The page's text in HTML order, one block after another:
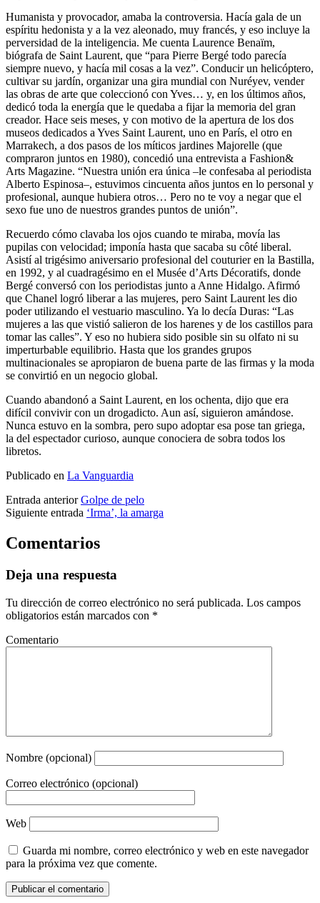
Humanista y provocador, amaba la controversia. Hacía gala de un
espíritu hedonista y a la vez aleonado, muy francés, y eso incluye la
perversidad de la inteligencia. Me cuenta Laurence Benaïm,
biógrafa de Saint Laurent, que “para Pierre Bergé todo parecía
siempre nuevo, y hacía mil cosas a la vez”. Conducir un helicóptero,
cultivar su jardín, organizar una gira mundial con Nuréyev, vender
las obras de arte que coleccionó con Yves… y, en los últimos años,
dedicó toda la energía que le quedaba a fijar la memoria del gran
creador. Hace seis meses, y con motivo de la apertura de los dos
museos dedicados a Yves Saint Laurent, uno en París, el otro en
Marrakech, a dos pasos de los míticos jardines Majorelle (que
compraron juntos en 1980), concedió una entrevista a Fashion&
Arts Magazine. “Nuestra unión era única –le confesaba al periodista
Alberto Espinosa–, estuvimos cincuenta años juntos en lo personal y
profesional, aunque hubiera otros… Pero no te voy a negar que el
sexo fue uno de nuestros grandes puntos de unión”.
Recuerdo cómo clavaba los ojos cuando te miraba, movía las
pupilas con velocidad; imponía hasta que sacaba su côté liberal.
Asistí al trigésimo aniversario profesional del couturier en la Bastilla,
en 1992, y al cuadragésimo en el Musée d’Arts Décoratifs, donde
Bergé conversó con los periodistas junto a Anne Hidalgo. Afirmó
que Chanel logró liberar a las mujeres, pero Saint Laurent les dio
poder utilizando el vestuario masculino. Ya lo decía Duras: “Las
mujeres a las que vistió salieron de los harenes y de los castillos para
tomar las calles”. Y eso no hubiera sido posible sin su olfato ni su
imperturbable equilibrio. Hasta que los grandes grupos
multinacionales se apropiaron de buena parte de las firmas y la moda
se convirtió en un negocio global.
Cuando abandonó a Saint Laurent, en los ochenta, dijo que era
difícil convivir con un drogadicto. Aun así, siguieron amándose.
Nunca estuvo en la sombra, pero supo adoptar esa pose tan griega,
la del espectador curioso, aunque conociera de sobra todos los
libretos.
Publicado en La Vanguardia
Entrada anterior Golpe de pelo
Siguiente entrada ‘Irma’, la amarga
Comentarios
Deja una respuesta
Tu dirección de correo electrónico no será publicada. Los campos
obligatorios están marcados con *
Comentario
Nombre (opcional)
Correo electrónico (opcional)
Web
Guarda mi nombre, correo electrónico y web en este navegador
para la próxima vez que comente.